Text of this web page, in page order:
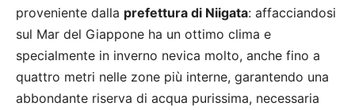
proveniente dalla prefettura di Niigata: affacciandosi
sul Mar del Giappone ha un ottimo clima e
specialmente in inverno nevica molto, anche fino a
quattro metri nelle zone più interne, garantendo una
abbondante riserva di acqua purissima, necessaria